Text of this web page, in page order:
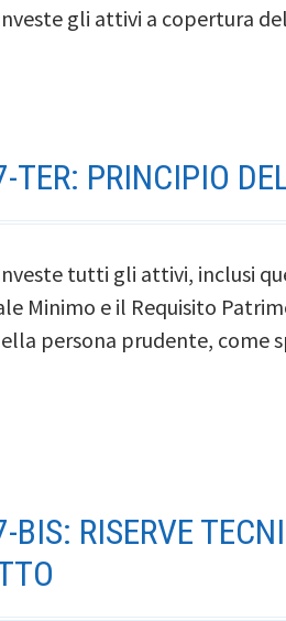
investe gli attivi a copertura
TER: PRINCIPIO
investe tutti gli attivi, inclusi
Minimo e il Requisito
persona prudente, come
BIS: RISERVE